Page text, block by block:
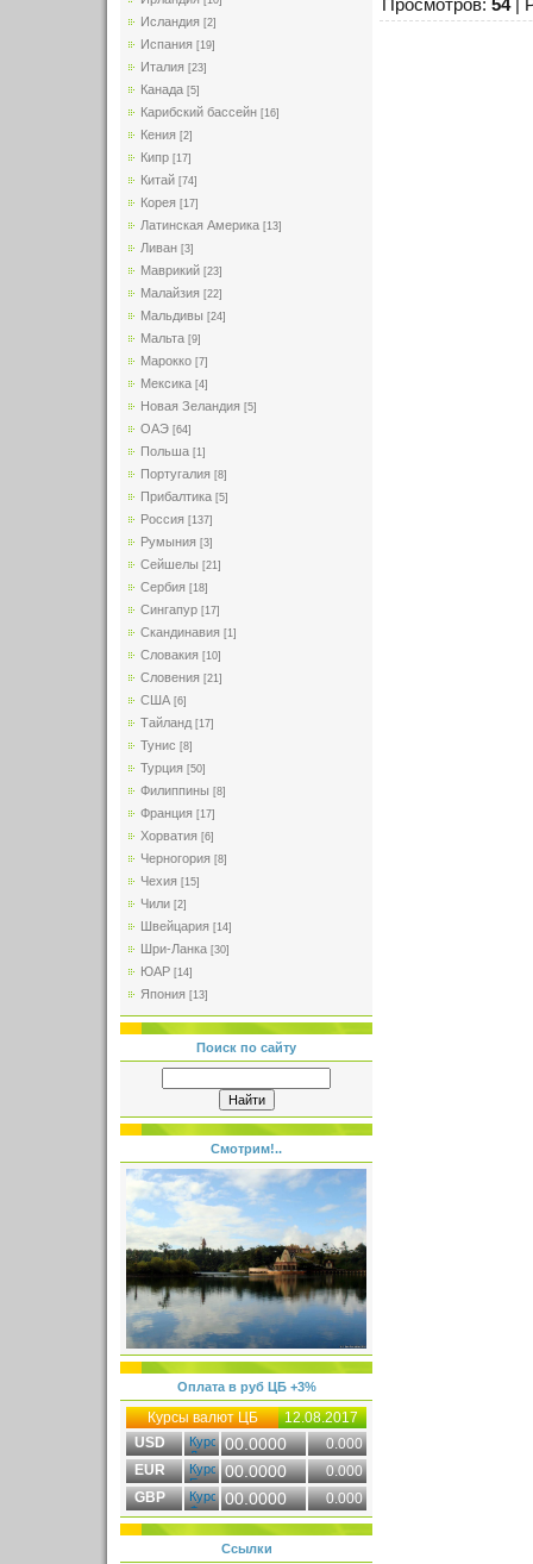
Исландия [2]
Испания [19]
Италия [23]
Канада [5]
Карибский бассейн [16]
Кения [2]
Кипр [17]
Китай [74]
Корея [17]
Латинская Америка [13]
Ливан [3]
Маврикий [23]
Малайзия [22]
Мальдивы [24]
Мальта [9]
Марокко [7]
Мексика [4]
Новая Зеландия [5]
ОАЭ [64]
Польша [1]
Португалия [8]
Прибалтика [5]
Россия [137]
Румыния [3]
Сейшелы [21]
Сербия [18]
Сингапур [17]
Скандинавия [1]
Словакия [10]
Словения [21]
США [6]
Тайланд [17]
Тунис [8]
Турция [50]
Филиппины [8]
Франция [17]
Хорватия [6]
Черногория [8]
Чехия [15]
Чили [2]
Швейцария [14]
Шри-Ланка [30]
ЮАР [14]
Япония [13]
Поиск по сайту
Смотрим!..
Оплата в руб ЦБ +3%
Курсы валют ЦБ
12.08.2017
USD
00.0000
0.000
EUR
00.0000
0.000
GBP
00.0000 0.000
Ссылки
Просмотров: 54|